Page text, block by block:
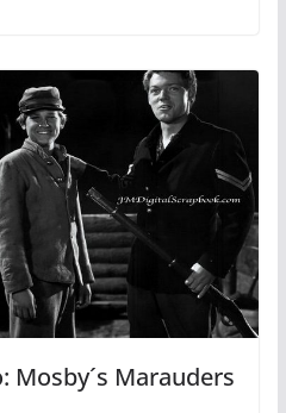
Mosby´s Marauders